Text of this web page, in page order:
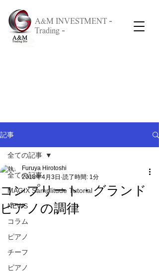
A&M INVESTMENT -
Trading -
記事
全ての記事
MAGIX Samplitude Tutorial
NEWS
コラム
ピアノ
チーフ
ピアノ
全ての記事
コンプリート・グランド
ピアノの調律
Furuya Hirotoshi
2018年4月3日 読了時間: 1分